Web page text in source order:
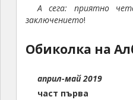
А сега: приятно
заключението!
Обиколка на
април-май 2019
част първа